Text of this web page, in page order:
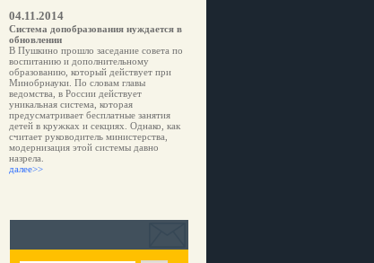
04.11.2014
Система допобразования нуждается в
обновлении
В Пушкино прошло заседание совета по
воспитанию и дополнительному
образованию, который действует при
Минобрнауки. По словам главы
ведомства, в России действует
уникальная система, которая
предусматривает бесплатные занятия
детей в кружках и секциях. Однако, как
считает руководитель министерства,
модернизация этой системы давно
назрела.
далее>>